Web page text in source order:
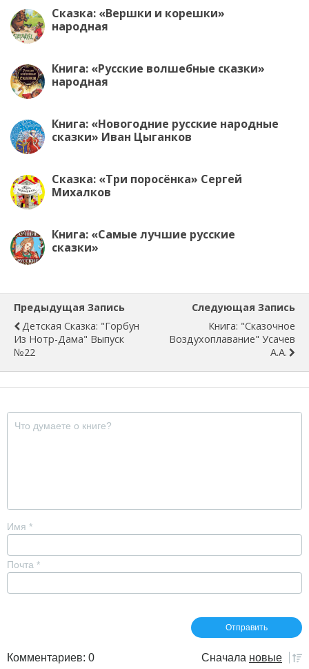
Сказка: «Вершки и корешки»
народная
Книга: «Русские волшебные сказки»
народная
Книга: «Новогодние русские народные
сказки» Иван Цыганков
Сказка: «Три поросёнка» Сергей
Михалков
Книга: «Самые лучшие русские
сказки»
Предыдущая Запись
Детская Сказка: "Горбун
Из Нотр-Дама" Выпуск
№22
Следующая Запись
Книга: "Сказочное
Воздухоплавание" Усачев
А.А.
Имя *
Почта *
Комментариев: 0 Сначала новые